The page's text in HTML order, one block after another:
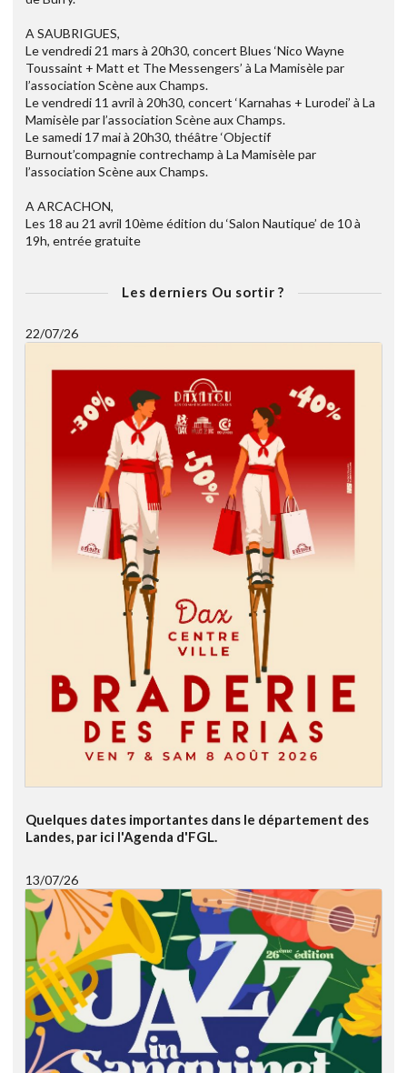
A SAUBRIGUES,
Le vendredi 21 mars à 20h30, concert Blues ‘Nico Wayne
Toussaint + Matt et The Messengers’ à La Mamisèle par
l’association Scène aux Champs.
Le vendredi 11 avril à 20h30, concert ‘Karnahas + Lurodei’ à La
Mamisèle par l’association Scène aux Champs.
Le samedi 17 mai à 20h30, théâtre ‘Objectif
Burnout’compagnie contrechamp à La Mamisèle par
l’association Scène aux Champs.
A ARCACHON,
Les 18 au 21 avril 10ème édition du ‘Salon Nautique’ de 10 à
19h, entrée gratuite
Les derniers Ou sortir ?
22/07/26
Quelques dates importantes dans le département des
Landes, par ici l'Agenda d'FGL.
13/07/26